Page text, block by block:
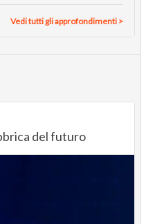
Vedi tutti gli approfondimenti >
del futuro